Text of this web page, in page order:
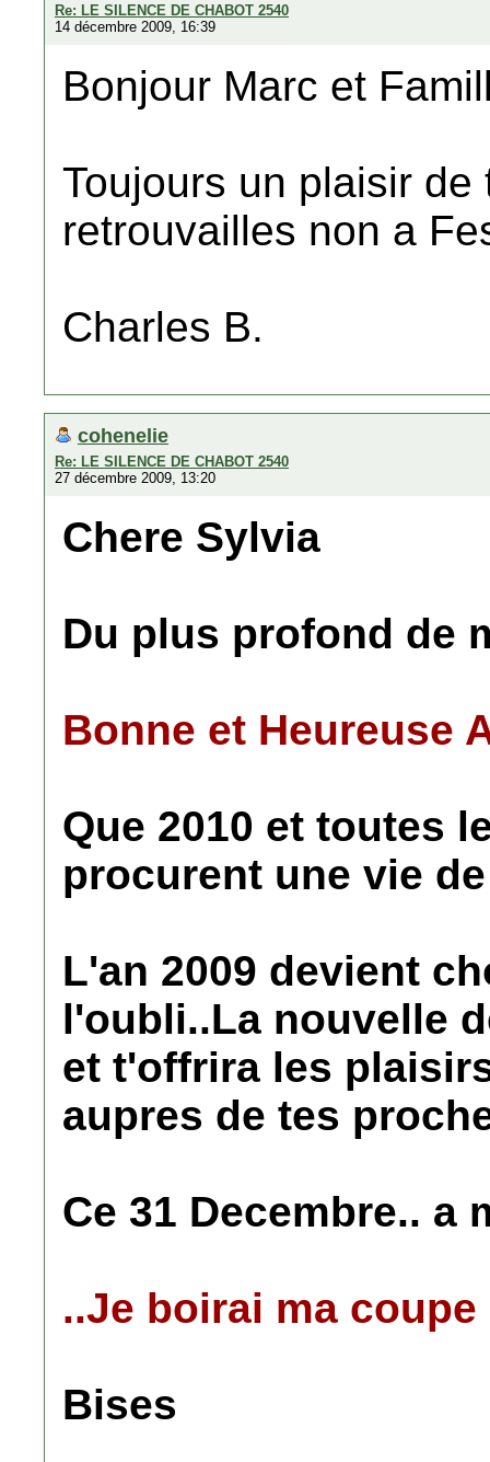
Re: LE SILENCE DE CHABOT 2540
14 décembre 2009, 16:39
Bonjour Marc et
Toujours un plaisir
retrouvailles non a
Charles B.
cohenelie
Re: LE SILENCE DE CHABOT 2540
27 décembre 2009, 13:20
Chere Sylvia
Du plus profond de
Bonne et Heureuse
Que 2010 et toutes
procurent une vie
L'an 2009 devient
l'oubli..La nouvelle
et t'offrira les
aupres de tes
Ce 31 Decembre.. a
..Je boirai ma
Bises